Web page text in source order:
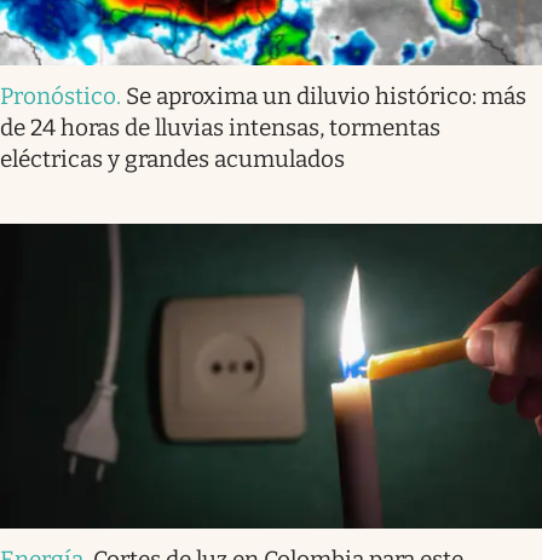
Pronóstico. Se aproxima un diluvio histórico: más
de 24 horas de lluvias intensas, tormentas
eléctricas y grandes acumulados